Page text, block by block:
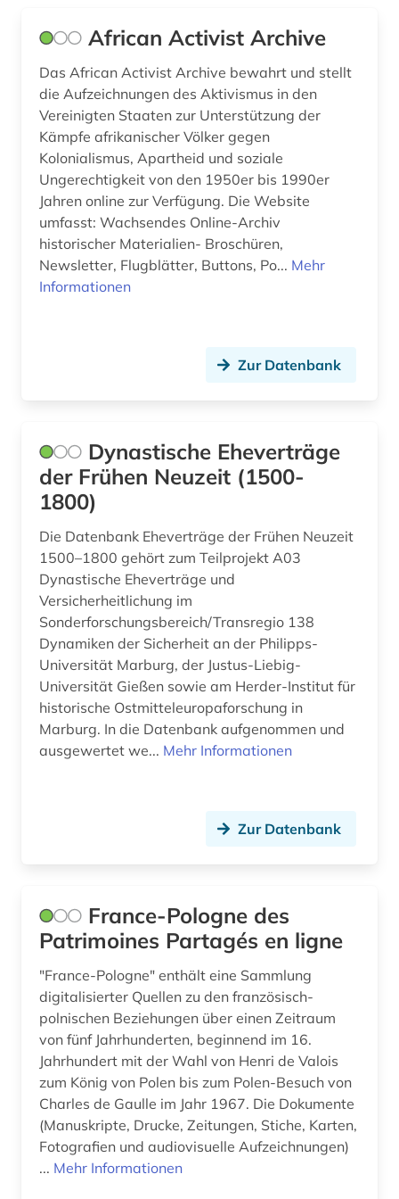
afrikawissenschaften (3)
afro-amerikanische frauen (1)
afro-amerikanische geschichte (1)
afroamerikaner (2)
agder (1)
agence france-presse (1)
agrargeschichte (1)
akdademie der künste (1)
aktiengesellschaft (1)
albanien (1)
albrecht (1)
alfred escher (1)
algerien (1)
allgemeine kulturwissenschaft (1)
allgemeine sammelwerke (1)
alltagsleben (1)
altdänisch (1)
alte drucke (1)
alte geschichte (9)
alte landesschule korbach (1)
alter orient (4)
Estland (13)
Europa (83)
Finnland (42)
Frankreich (64)
GUS (5)
Gibraltar (1)
Hessen (18)
Island (25)
Israel (36)
Italien (37)
Japan (8)
Jugoslawien (9)
Kanada (22)
Korea (3)
Makedonien (6)
Malta (1)
Mecklenburg-Vorpommern (11)
Mittelamerika (31)
Moldawien (7)
Monaco (1)
African Activist Archive
Das African Activist Archive bewahrt und stellt
die Aufzeichnungen des Aktivismus in den
Vereinigten Staaten zur Unterstützung der
Kämpfe afrikanischer Völker gegen
Kolonialismus, Apartheid und soziale
Ungerechtigkeit von den 1950er bis 1990er
Jahren online zur Verfügung. Die Website
umfasst: Wachsendes Online-Archiv
historischer Materialien- Broschüren,
Newsletter, Flugblätter, Buttons, Po... Mehr
Informationen
Zur Datenbank
Dynastische Eheverträge
der Frühen Neuzeit (1500-
1800)
Die Datenbank Eheverträge der Frühen Neuzeit
1500–1800 gehört zum Teilprojekt A03
Dynastische Eheverträge und
Versicherheitlichung im
Sonderforschungsbereich/Transregio 138
Dynamiken der Sicherheit an der Philipps-
Universität Marburg, der Justus-Liebig-
Universität Gießen sowie am Herder-Institut für
historische Ostmitteleuropaforschung in
Marburg. In die Datenbank aufgenommen und
ausgewertet we... Mehr Informationen
Zur Datenbank
France-Pologne des
Patrimoines Partagés en ligne
"France-Pologne" enthält eine Sammlung
digitalisierter Quellen zu den französisch-
polnischen Beziehungen über einen Zeitraum
von fünf Jahrhunderten, beginnend im 16.
Jahrhundert mit der Wahl von Henri de Valois
zum König von Polen bis zum Polen-Besuch von
Charles de Gaulle im Jahr 1967. Die Dokumente
(Manuskripte, Drucke, Zeitungen, Stiche, Karten,
Fotografien und audiovisuelle Aufzeichnungen)
... Mehr Informationen